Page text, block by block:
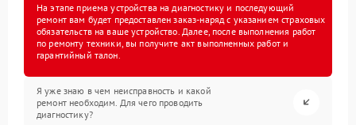
На этапе приема устройства на диагностику и последующий
ремонт вам будет предоставлен заказ-наряд с указанием страховых
обязательств на ваше устройство. Далее, после выполнения работ
по ремонту техники, вы получите акт выполненных работ и
гарантийный талон.
Я уже знаю в чем неисправность и какой
ремонт необходим. Для чего проводить
диагностику?